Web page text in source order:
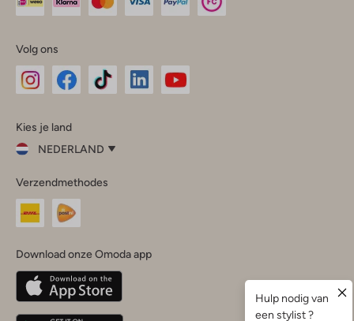
Volg ons
InstagramFacebook
Kies je land
NEDERLAND
je
land
Nederland
Belgique(Français)
Deutschland
Verzendmethodes
Download onze Omoda app